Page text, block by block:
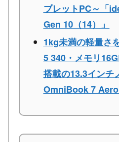
ブレットPC～「
Gen 10（14）」
1kg未満の軽量さ
5 340・メモリ
搭載の13.3インチ
OmniBook 7 Aero